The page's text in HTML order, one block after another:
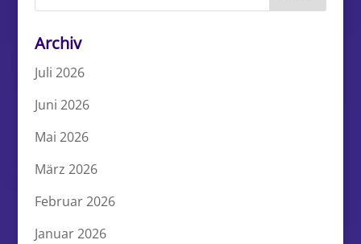
Archiv
Juli 2026
Juni 2026
Mai 2026
März 2026
Februar 2026
Januar 2026